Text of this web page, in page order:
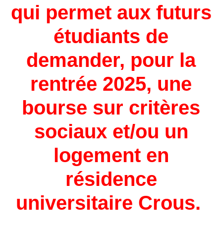
qui permet aux futurs
étudiants de
demander, pour la
rentrée 2025, une
bourse sur critères
sociaux et/ou un
logement en
résidence
universitaire Crous.